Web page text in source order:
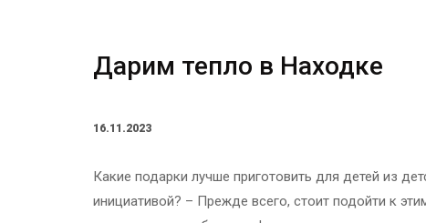
Дарим тепло в Находке
16.11.2023
Какие подарки лучше приготовить для детей из
инициативой? – Прежде всего, стоит подойти к